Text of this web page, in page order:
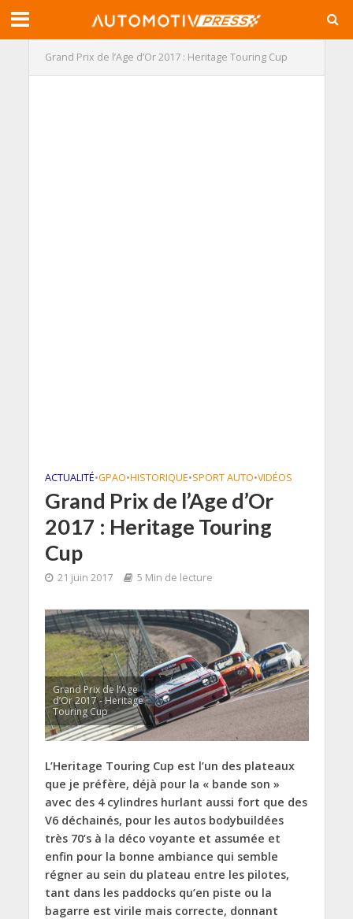
Grand Prix de l’Age d’Or 2017 : Heritage Touring Cup
ACTUALITÉ•GPAO•HISTORIQUE•SPORT AUTO•VIDÉOS
Grand Prix de l’Age d’Or
2017 : Heritage Touring
Cup
21 juin 2017 5 Min de lecture
Grand Prix de l’Age
d’Or 2017 - Heritage
Touring Cup
L’Heritage Touring Cup est l’un des plateaux
que je préfère, déjà pour la « bande son »
avec des 4 cylindres hurlant aussi fort que des
V6 déchainés, pour les autos bodybuildées
très 70’s à la déco voyante et assumée et
enfin pour la bonne ambiance qui semble
régner au sein du plateau entre les pilotes,
tant dans les paddocks qu’en piste ou la
bagarre est virile mais correcte, donnant